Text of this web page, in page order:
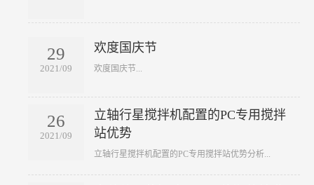
29
2021/09
欢度国庆节
​欢度国庆节...
26
2021/09
立轴行星搅拌机配置的PC专用搅拌
站优势
​立轴行星搅拌机配置的PC专用搅拌站优势分析...